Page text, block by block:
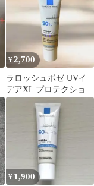
¥2,700
ラロッシュポゼ UVイ
デアXL プロテクション
トーンアップ ティント
¥ 1,900